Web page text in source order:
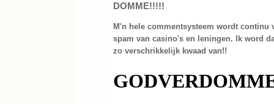
DOMME!!!!!
M'n hele commentsysteem wordt continu
spam van casino's en leningen. Ik word
zo verschrikkelijk kwaad van!!